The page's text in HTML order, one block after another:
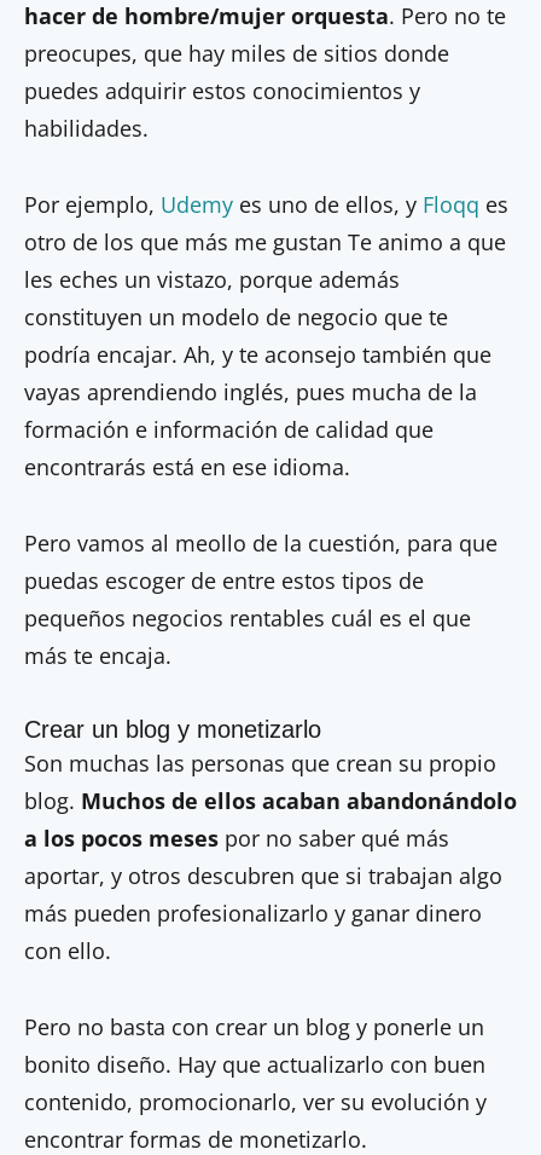
hacer de hombre/mujer orquesta. Pero no te
preocupes, que hay miles de sitios donde
puedes adquirir estos conocimientos y
habilidades.
Por ejemplo, Udemy es uno de ellos, y Floqq es
otro de los que más me gustan Te animo a que
les eches un vistazo, porque además
constituyen un modelo de negocio que te
podría encajar. Ah, y te aconsejo también que
vayas aprendiendo inglés, pues mucha de la
formación e información de calidad que
encontrarás está en ese idioma.
Pero vamos al meollo de la cuestión, para que
puedas escoger de entre estos tipos de
pequeños negocios rentables cuál es el que
más te encaja.
Crear un blog y monetizarlo
Son muchas las personas que crean su propio
blog. Muchos de ellos acaban abandonándolo
a los pocos meses por no saber qué más
aportar, y otros descubren que si trabajan algo
más pueden profesionalizarlo y ganar dinero
con ello.
Pero no basta con crear un blog y ponerle un
bonito diseño. Hay que actualizarlo con buen
contenido, promocionarlo, ver su evolución y
encontrar formas de monetizarlo.